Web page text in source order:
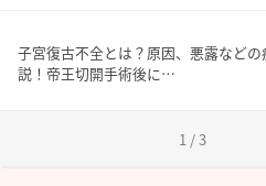
子宮復古不全とは？原因、悪露など
説！帝王切開手術後に…
1 / 3